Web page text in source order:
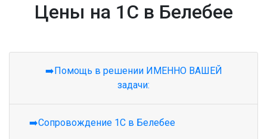
Цены на 1С в Белебее
➡️Помощь в решении ИМЕННО ВАШЕЙ
задачи:
➡️Сопровождение 1С в Белебее